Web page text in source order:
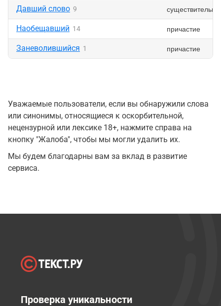
Давший слово 9
Наобещавший 14 причастие
Заневолившийся 1 причастие
Уважаемые пользователи, если вы обнаружили слова
или синонимы, относящиеся к оскорбительной,
нецензурной или лексике 18+, нажмите справа на
кнопку "Жалоба", чтобы мы могли удалить их.
Мы будем благодарны вам за вклад в развитие
сервиса.
Проверка уникальности